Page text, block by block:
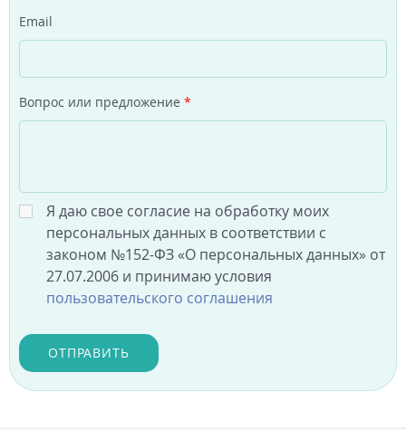
Email
Вопрос или предложение *
Я даю свое согласие на обработку моих
персональных данных в соответствии с
законом №152-ФЗ «О персональных данных» от
27.07.2006 и принимаю условия
пользовательского соглашения
ОТПРАВИТЬ